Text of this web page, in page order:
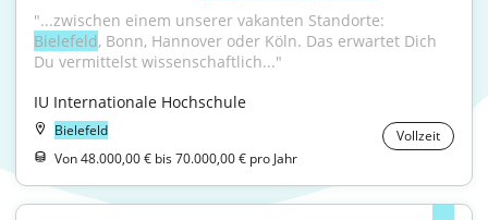
Bielefeld, Bonn, Hannover oder Köln. Das erwartet Dich
Du vermittelst wissenschaftlich..."
IU Internationale Hochschule
Bielefeld
Vollzeit
Von 48.000,00 € bis 70.000,00 € pro Jahr